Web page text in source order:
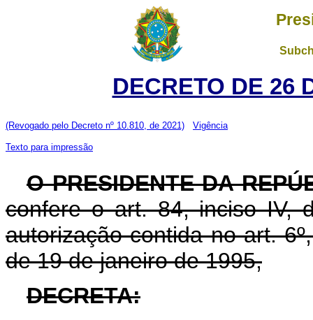
DECRETO DE 26
(Revogado pelo Decreto nº 10.810, de 2021) Vigência
Texto para impressão
O PRESIDENTE DA
confere o art. 84, inciso IV,
autorização contida no art.
de 19 de janeiro de 1995,
DECRETA: